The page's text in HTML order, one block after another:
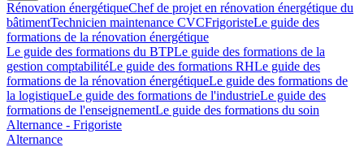
Rénovation énergétiqueChef de projet en rénovation énergétique du
bâtimentTechnicien maintenance CVCFrigoristeLe guide des
formations de la rénovation énergétique
Le guide des formations du BTPLe guide des formations de la
gestion comptabilitéLe guide des formations RHLe guide des
formations de la rénovation énergétiqueLe guide des formations de
la logistiqueLe guide des formations de l'industrieLe guide des
formations de l'enseignementLe guide des formations du soin
Alternance - Frigoriste
Alternance